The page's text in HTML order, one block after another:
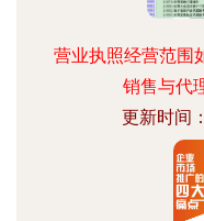
营业执照经营范围
销售与代
更新时间